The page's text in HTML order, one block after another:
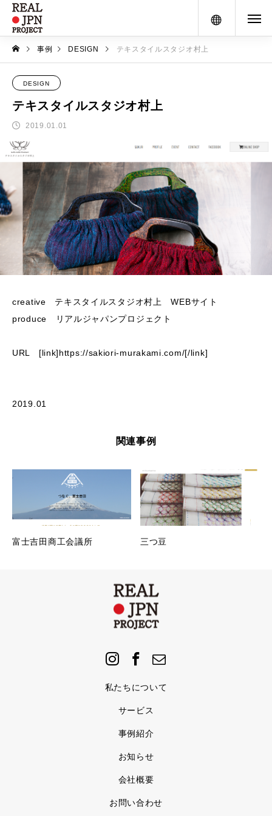
メニュー
事例 DESIGN テキスタイルスタジオ村上
DESIGN
テキスタイルスタジオ村上
2019.01.01
creative テキスタイルスタジオ村上 WEBサイト
produce リアルジャパンプロジェクト
URL [link]https://sakiori-murakami.com/[/link]
2019.01
関連事例
富士吉田商工会議所 三つ豆
私たちについて
サービス
事例紹介
お知らせ
会社概要
お問い合わせ